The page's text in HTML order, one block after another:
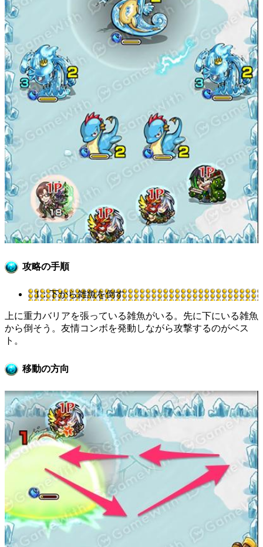
攻略の手順
1：下から雑魚を倒す
上に重力バリアを張っている雑魚がいる。先に下にいる雑魚
から倒そう。友情コンボを発動しながら攻撃するのがベス
ト。
移動の方向